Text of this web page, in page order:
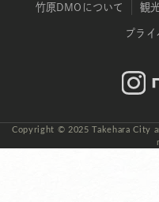
竹原DMOについて 観
プラ
Copyright © 2025 Takehara City